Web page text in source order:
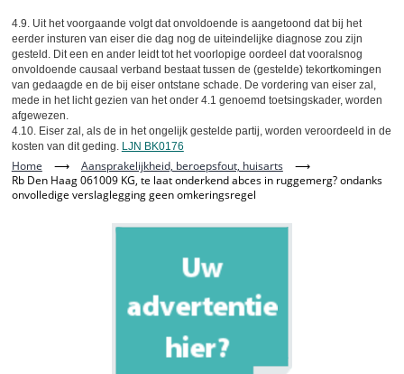
4.9. Uit het voorgaande volgt dat onvoldoende is aangetoond dat bij het
eerder insturen van eiser die dag nog de uiteindelijke diagnose zou zijn
gesteld. Dit een en ander leidt tot het voorlopige oordeel dat vooralsnog
onvoldoende causaal verband bestaat tussen de (gestelde) tekortkomingen
van gedaagde en de bij eiser ontstane schade. De vordering van eiser zal,
mede in het licht gezien van het onder 4.1 genoemd toetsingskader, worden
afgewezen.
4.10. Eiser zal, als de in het ongelijk gestelde partij, worden veroordeeld in de
kosten van dit geding. LJN BK0176
Home ⟶ Aansprakelijkheid, beroepsfout, huisarts
⟶
Rb Den Haag 061009 KG, te laat onderkend abces in ruggemerg? ondanks
onvolledige verslaglegging geen omkeringsregel